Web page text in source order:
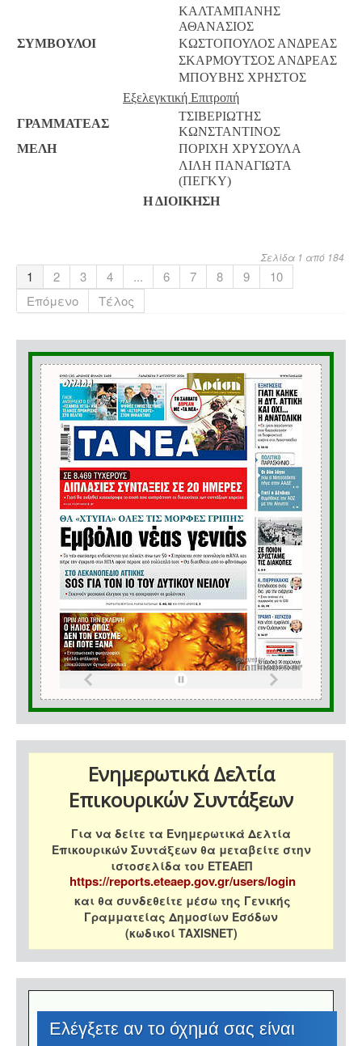
ΚΑΛΤΑΜΠΑΝΗΣ
ΑΘΑΝΑΣΙΟΣ
ΣΥΜΒΟΥΛΟΙ
ΚΩΣΤΟΠΟΥΛΟΣ ΑΝΔΡΕΑΣ
ΣΚΑΡΜΟΥΤΣΟΣ ΑΝΔΡΕΑΣ
ΜΠΟΥΒΗΣ ΧΡΗΣΤΟΣ
Εξελεγκτική Επιτροπή
ΓΡΑΜΜΑΤΕΑΣ
ΤΣΙΒΕΡΙΩΤΗΣ
ΚΩΝΣΤΑΝΤΙΝΟΣ
ΜΕΛΗ
ΠΟΡΙΧΗ ΧΡΥΣΟΥΛΑ
ΛΙΛΗ ΠΑΝΑΓΙΩΤΑ
(ΠΕΓΚΥ)
Η ΔΙΟΙΚΗΣΗ
Σελίδα 1 από 184
1 2 3 4 ... 6 7 8 9
10
Επόμενο
Τέλος
Ενημερωτικά Δελτία
Επικουρικών Συντάξεων
Για να δείτε τα Ενημερωτικά Δελτία
Επικουρικών Συντάξεων θα μεταβείτε στην
ιστοσελίδα του ΕΤΕΑΕΠ
https://reports.eteaep.gov.gr/users/login
και θα συνδεθείτε μέσω της Γενικής
Γραμματείας Δημοσίων Εσόδων
(κωδικοί TAXISNET)
Eλέγξετε αν το όχημά σας είναι